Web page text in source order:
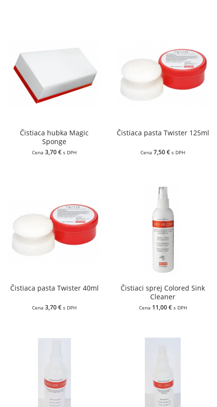
Čistiaca hubka Magic
Sponge
Cena 3,70 € s DPH
Čistiaca pasta Twister 125ml
Cena 7,50 € s DPH
Čistiaca pasta Twister 40ml
Cena 3,70 € s DPH
Čistiaci sprej Colored Sink
Cleaner
Cena 11,00 € s DPH